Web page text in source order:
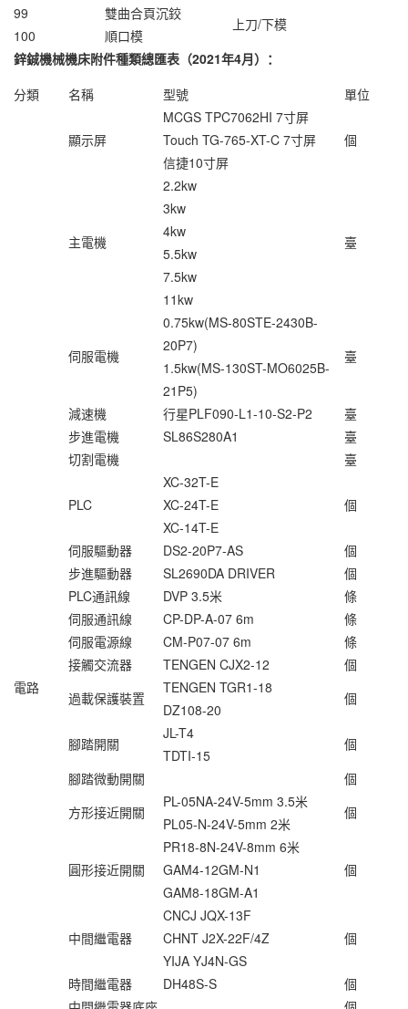
99
雙曲合頁沉鉸
上刀/下模
100
順口模
鋅鋮機械機床附件種類總匯表（2021年4月）：
分類
名稱 型號 單位
電路
顯示屏
MCGS TPC7062HI 7寸屏
個
Touch TG-765-XT-C 7寸屏
信捷10寸屏
主電機
2.2kw
臺
3kw
4kw
5.5kw
7.5kw
11kw
伺服電機
0.75kw(MS-80STE-2430B-
20P7)
臺
1.5kw(MS-130ST-MO6025B-
21P5)
減速機
行星PLF090-L1-10-S2-P2
臺
步進電機
SL86S280A1
臺
切割電機
臺
PLC
XC-32T-E
個
XC-24T-E
XC-14T-E
伺服驅動器
DS2-20P7-AS
個
步進驅動器
SL2690DA DRIVER
個
PLC通訊線
DVP 3.5米
條
伺服通訊線
CP-DP-A-07 6m
條
伺服電源線
CM-P07-07 6m
條
接觸交流器
TENGEN CJX2-12
個
過載保護裝置
TENGEN TGR1-18
個
DZ108-20
腳踏開關
JL-T4
個
TDTI-15
腳踏微動開關
個
方形接近開關
PL-05NA-24V-5mm 3.5米
個
PL05-N-24V-5mm 2米
圓形接近開關
PR18-8N-24V-8mm 6米
個
GAM4-12GM-N1
GAM8-18GM-A1
中間繼電器
CNCJ JQX-13F
個
CHNT J2X-22F/4Z
YIJA YJ4N-GS
時間繼電器
DH48S-S
個